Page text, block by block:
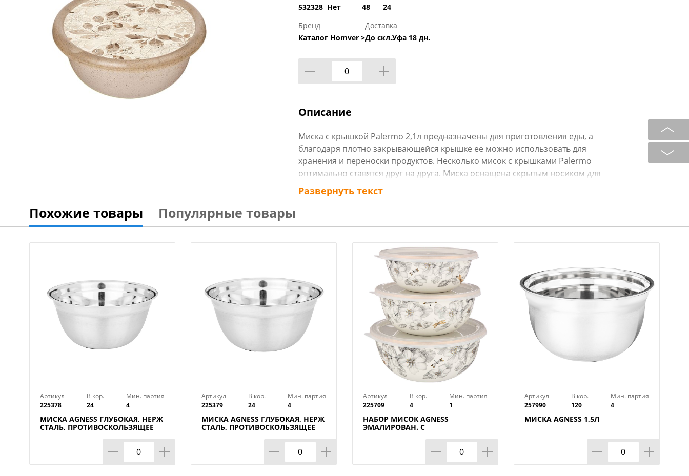
532328 Нет
48
24
Бренд
Каталог Homver >
Доставка
До скл.Уфа 18 дн.
Описание
Миска с крышкой Palermo 2,1л предназначены для приготовления еды, а
благодаря плотно закрывающейся крышке ее можно использовать для
хранения и переноски продуктов. Несколько мисок с крышками Palermo
оптимально ставятся друг на друга. Миска оснащена скрытым носиком для
порционного деления или переливания содержимого миски. Миска в
прозрачном цвете с вкраплениями под «крафт» создаст атмосферу в стиле
придает изделиям натуральный коричневый оттенок и приятный аромат.
Изготовлена из безопасного перерабатываемого пищевого
полипропилена, который подходит для маринадов и горячего.
Температурный режим: -5 +70°С.
Развернуть текст
Похожие товары Популярные товары
Артикул
225378
В кор.
24
Мин. партия
4
МИСКА AGNESS ГЛУБОКАЯ, НЕРЖ
СТАЛЬ, ПРОТИВОСКОЛЬЗЯЩЕЕ
Артикул
225379
В кор.
24
Мин. партия
4
МИСКА AGNESS ГЛУБОКАЯ, НЕРЖ
СТАЛЬ, ПРОТИВОСКОЛЬЗЯЩЕЕ
Артикул
225709
В кор.
4
Мин. партия
1
НАБОР МИСОК AGNESS
ЭМАЛИРОВАН. С
6ПР.14/16/18СМ, 0,6/0,9/1,3Л
Артикул
257990
В кор.
120
Мин. партия
4
МИСКА AGNESS 1,5Л